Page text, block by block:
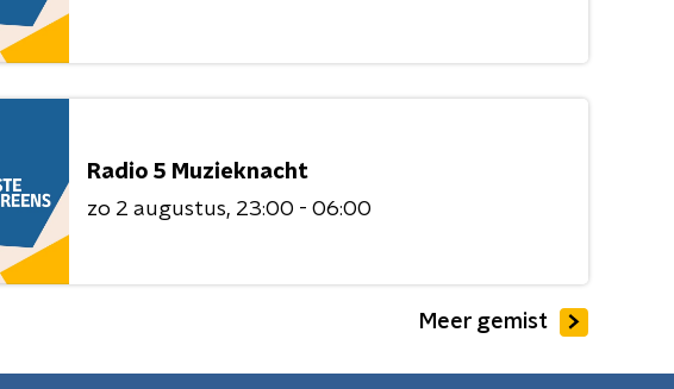
Radio 5 Muzieknacht
zo 2 augustus 23:00 - 06:00
Meer gemist